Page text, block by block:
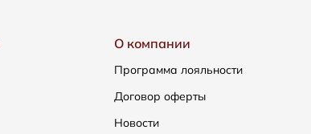
О компании
Программа лояльности
Договор оферты
Новости